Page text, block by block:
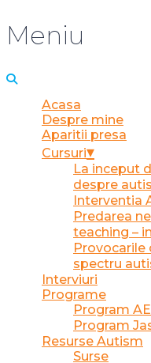
Meniu
Acasa
Despre mine
Aparitii presa
Cursuri
La inceput
despre
Interventia
Predarea
teaching –
Provocarile
spectru
Interviuri
Programe
Program
Program
Resurse Autism
Surse